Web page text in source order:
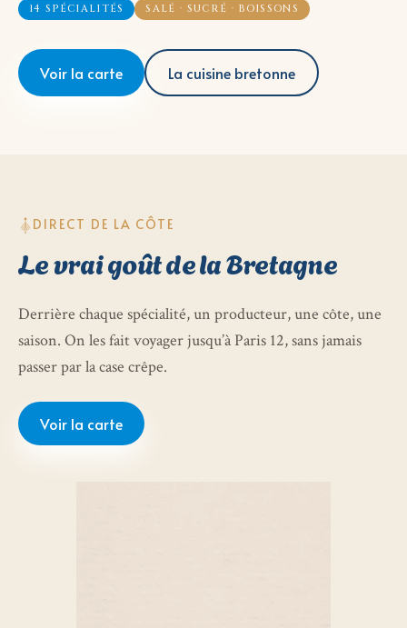
14 SPÉCIALITÉS SALÉ · SUCRÉ · BOISSONS
Voir la carte La cuisine bretonne
DIRECT DE LA CÔTE
Le vrai goût de la Bretagne
Derrière chaque spécialité, un producteur, une côte, une
saison. On les fait voyager jusqu’à Paris 12, sans jamais
passer par la case crêpe.
Voir la carte